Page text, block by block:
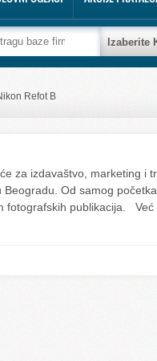
Izaberite
Refot B
za izdavaštvo, marketing i
Beogradu. Od samog
fotografskih publikacija. Već